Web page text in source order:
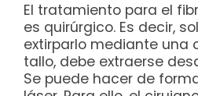
El tratamiento para el
es quirúrgico. Es decir,
extirparlo mediante una
tallo, debe extraerse
Se puede hacer de